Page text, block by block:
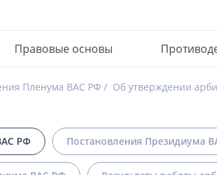
Правовые основы
Пленума ВАС РФ Об утверждении
РФ Постановления Президиума